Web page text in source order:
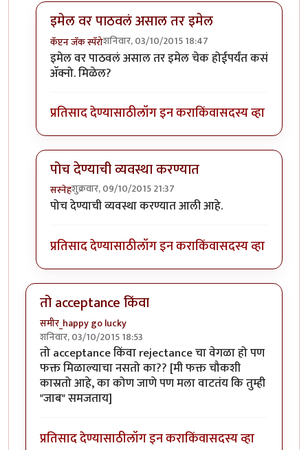
इमेल वर पाठवलं असाल तर इमेल
कॅप्टन जॅक स्पॅरोशनिवार, 03/10/2015 18:47
In reply toज्यांनी पाठवलं त्यांच्यासाठीbyसमीर_happy
इमेल वर पाठवलं असाल तर इमेल चेक होईपर्यंत कसं
अ‍ॅक्नो. मिळेल?
प्रतिसाद देण्यासाठीलॉग इन कराकिंवासदस्य व्हा
पोच देण्याची व्यवस्था करण्यात
सस्नेहशुक्रवार, 09/10/2015 21:37
In reply toज्यांनी पाठवलं त्यांच्यासाठीby
पोच देण्याची व्यवस्था करण्यात आली आहे.
प्रतिसाद देण्यासाठीलॉग इन कराकिंवासदस्य व्हा
तो acceptance किंवा
समीर_happy go lucky
शनिवार, 03/10/2015 18:53
तो acceptance किंवा rejectance चा वेगळा हो पण
फक्त मिळाल्याचा नसतो का?? [मी फक्त चौकशी
कास्रतो आहे, का कोण जाणे पण मला वाटतंय कि तुम्ही
"जाब" समजताय]
प्रतिसाद देण्यासाठीलॉग इन कराकिंवासदस्य व्हा